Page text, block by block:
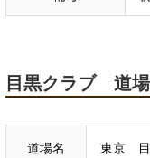
目黒クラブ 道
道場名 東京 目